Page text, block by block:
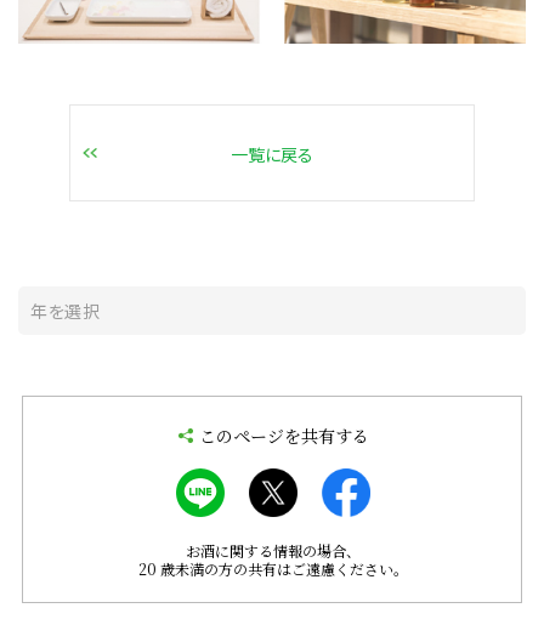
一覧に戻る
このページを共有する
お酒に関する情報の場合、
20 歳未満の方の共有はご遠慮ください。